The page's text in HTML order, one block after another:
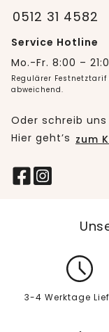
0512 31 4582
Service Hotline
Mo.-Fr. 8:00 –
Regulärer
abweichend.
Oder schreib
Hier geht’s zum
3-4 Werktage